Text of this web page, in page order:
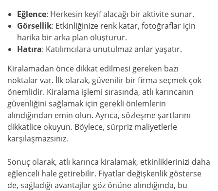
Eğlence: Herkesin keyif alacağı bir aktivite sunar.
Görsellik: Etkinliğinize renk katar, fotoğraflar için
harika bir arka plan oluşturur.
Hatıra: Katılımcılara unutulmaz anlar yaşatır.
Kiralamadan önce dikkat edilmesi gereken bazı
noktalar var. İlk olarak, güvenilir bir firma seçmek çok
önemlidir. Kiralama işlemi sırasında, atlı karıncanın
güvenliğini sağlamak için gerekli önlemlerin
alındığından emin olun. Ayrıca, sözleşme şartlarını
dikkatlice okuyun. Böylece, sürpriz maliyetlerle
karşılaşmazsınız.
Sonuç olarak, atlı karınca kiralamak, etkinliklerinizi daha
eğlenceli hale getirebilir. Fiyatlar değişkenlik gösterse
de, sağladığı avantajlar göz önüne alındığında, bu